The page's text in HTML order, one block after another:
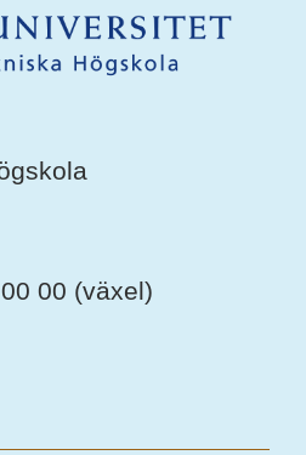
00 (växel)